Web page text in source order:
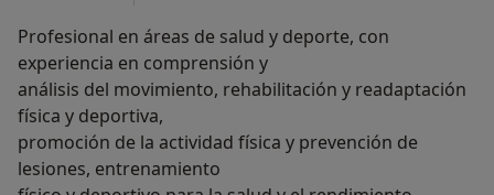
Profesional en áreas de salud y deporte, con
experiencia en comprensión y
análisis del movimiento, rehabilitación y readaptación
física y deportiva,
promoción de la actividad física y prevención de
lesiones, entrenamiento